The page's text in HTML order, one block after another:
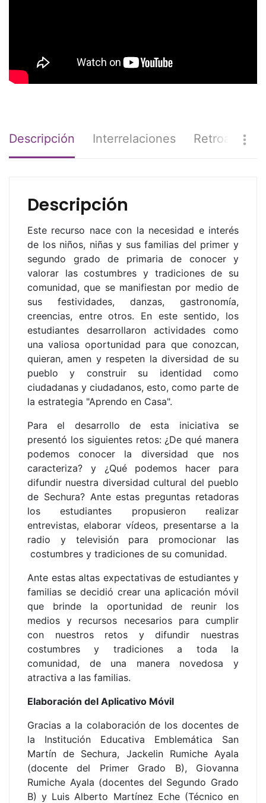
Descripción Interrelaciones
Descripción
Este recurso nace con la necesidad e interés
de los niños, niñas y sus familias del primer y
segundo grado de primaria de conocer y
valorar las costumbres y tradiciones de su
comunidad, que se manifiestan por medio de
sus festividades, danzas, gastronomía,
creencias, entre otros. En este sentido, los
estudiantes desarrollaron actividades como
una valiosa oportunidad para que conozcan,
quieran, amen y respeten la diversidad de su
pueblo y construir su identidad como
ciudadanas y ciudadanos, esto, como parte de
la estrategia "Aprendo en Casa".
Para el desarrollo de esta iniciativa se
presentó los siguientes retos: ¿De qué manera
podemos conocer la diversidad que nos
caracteriza? y ¿Qué podemos hacer para
difundir nuestra diversidad cultural del pueblo
de Sechura? Ante estas preguntas retadoras
los estudiantes propusieron realizar
entrevistas, elaborar vídeos, presentarse a la
radio y televisión para promocionar las
costumbres y tradiciones de su comunidad.
Ante estas altas expectativas de estudiantes y
familias se decidió crear una aplicación móvil
que brinde la oportunidad de reunir los
medios y recursos necesarios para cumplir
con nuestros retos y difundir nuestras
costumbres y tradiciones a toda la
comunidad, de una manera novedosa y
atractiva a las familias.
Elaboración del Aplicativo Móvil
Gracias a la colaboración de los docentes de
la Institución Educativa Emblemática San
Martín de Sechura, Jackelin Rumiche Ayala
(docente del Primer Grado B), Giovanna
Rumiche Ayala (docentes del Segundo Grado
B) y Luis Alberto Martínez Eche (Técnico en